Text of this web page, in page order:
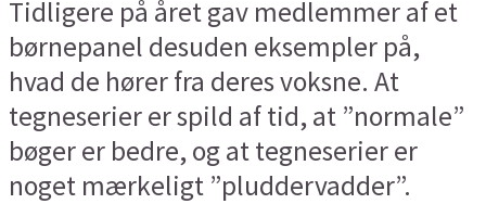
Tidligere på året gav medlemmer af et
børnepanel desuden eksempler på,
hvad de hører fra deres voksne. At
tegneserier er spild af tid, at ”normale”
bøger er bedre, og at tegneserier er
noget mærkeligt ”pluddervadder”.